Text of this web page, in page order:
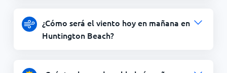
¿Cómo será el viento hoy en mañana en
Huntington Beach?